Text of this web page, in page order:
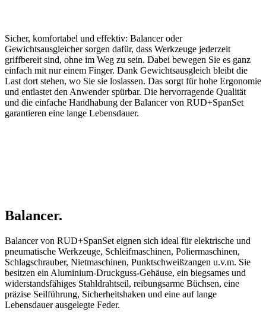
Sicher, komfortabel und effektiv: Balancer oder
Gewichtsausgleicher sorgen dafür, dass Werkzeuge jederzeit
griffbereit sind, ohne im Weg zu sein. Dabei bewegen Sie es ganz
einfach mit nur einem Finger. Dank Gewichtsausgleich bleibt die
Last dort stehen, wo Sie sie loslassen. Das sorgt für hohe Ergonomie
und entlastet den Anwender spürbar. Die hervorragende Qualität
und die einfache Handhabung der Balancer von RUD+SpanSet
garantieren eine lange Lebensdauer.
Balancer.
Balancer von RUD+SpanSet eignen sich ideal für elektrische und
pneumatische Werkzeuge, Schleifmaschinen, Poliermaschinen,
Schlagschrauber, Nietmaschinen, Punktschweißzangen u.v.m. Sie
besitzen ein Aluminium-Druckguss-Gehäuse, ein biegsames und
widerstandsfähiges Stahldrahtseil, reibungsarme Büchsen, eine
präzise Seilführung, Sicherheitshaken und eine auf lange
Lebensdauer ausgelegte Feder.